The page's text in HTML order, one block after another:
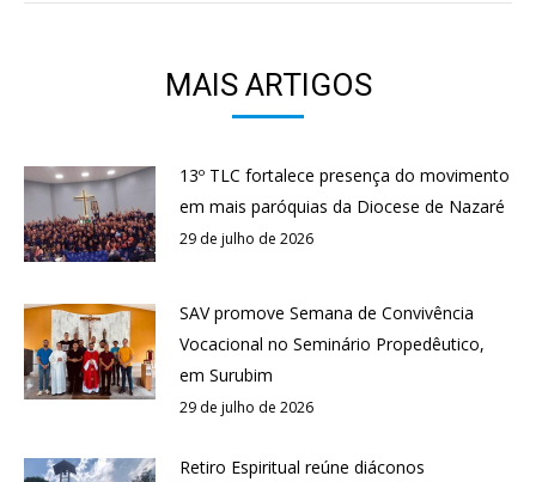
MAIS ARTIGOS
13º TLC fortalece presença do movimento
em mais paróquias da Diocese de Nazaré
29 de julho de 2026
SAV promove Semana de Convivência
Vocacional no Seminário Propedêutico,
em Surubim
29 de julho de 2026
Retiro Espiritual reúne diáconos